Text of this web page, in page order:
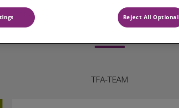
Ramona Müller
TFA-TEAM
Reject All Optional